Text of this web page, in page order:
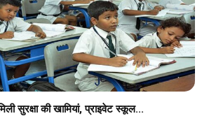
सुरक्षा की खामियां, प्राइवेट स्कूल...